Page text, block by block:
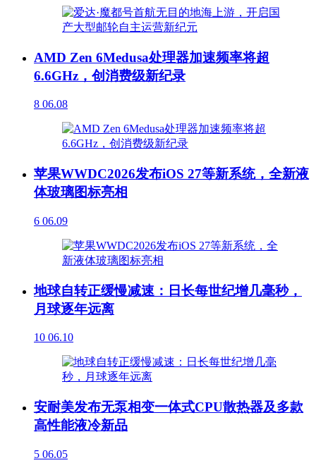
AMD Zen 6Medusa处理器加速频率将超
6.6GHz，创消费级新纪录
8 06.08
苹果WWDC2026发布iOS 27等新系统，全新液
体玻璃图标亮相
6 06.09
地球自转正缓慢减速：日长每世纪增几毫秒，
月球逐年远离
10 06.10
安耐美发布无泵相变一体式CPU散热器及多款
高性能液冷新品
5 06.05